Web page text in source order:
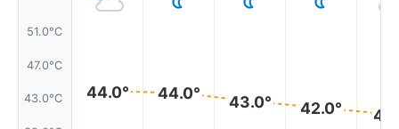
51.0°C
47.0°C
43.0°C 44.0° 44.0° 43.0° 42.0°